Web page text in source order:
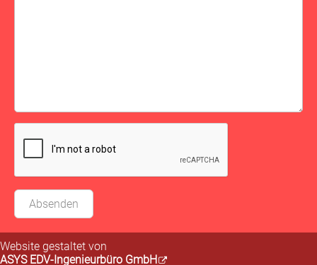
Absenden
Website gestaltet von
ASYS EDV-Ingenieurbüro GmbH